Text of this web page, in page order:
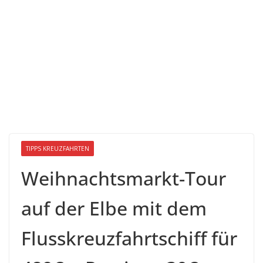
TIPPS KREUZFAHRTEN
Weihnachtsmarkt-Tour
auf der Elbe mit dem
Flusskreuzfahrtschiff für